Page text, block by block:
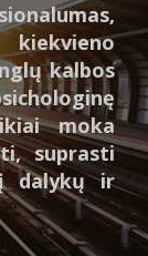
kiekvieno
kalbos
moka
suprasti
dalykų ir